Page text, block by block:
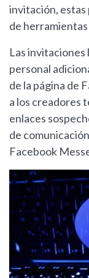
invitación, estas
de
Las
personal
de la página de
a los creadores
enlaces
de
Facebook